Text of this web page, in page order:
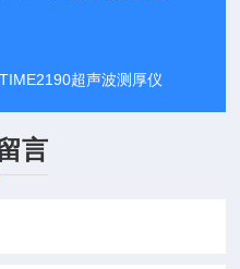
超声波测厚仪
言